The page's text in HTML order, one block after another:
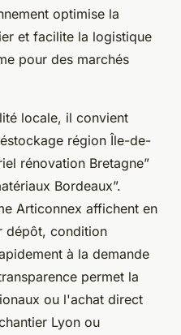
optimise la
et facilite la logistique
pour des marchés
locale, il convient
région Île-de-
rénovation Bretagne”
Bordeaux”.
Articonnex affichent en
dépôt, condition
à la demande
permet la
ou l'achat direct
Lyon ou